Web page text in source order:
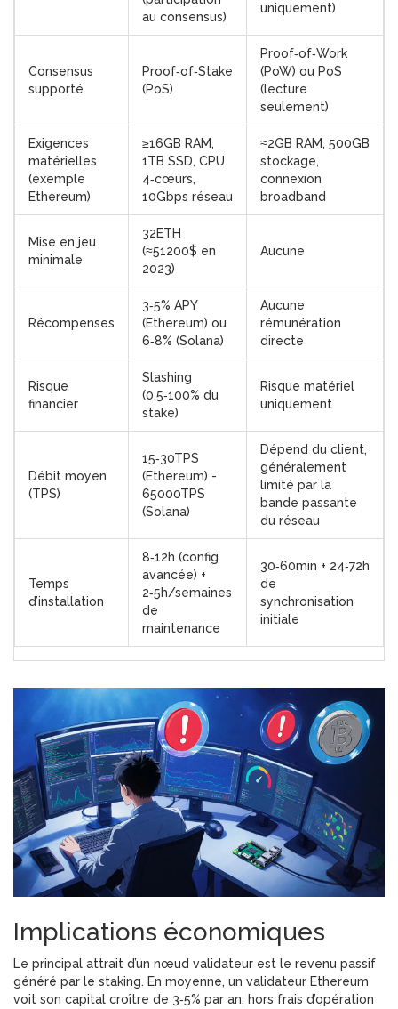
au consensus)
uniquement)
Consensus
supporté
Proof‑of‑Stake
(PoS)
Proof‑of‑Work
(PoW) ou PoS
(lecture
seulement)
Exigences
matérielles
(exemple
Ethereum)
≥16GB RAM,
1TB SSD, CPU
4‑cœurs,
10Gbps réseau
≈2GB RAM, 500GB
stockage,
connexion
broadband
Mise en jeu
minimale
32ETH
(≈51200$ en
2023)
Aucune
Récompenses
3‑5% APY
(Ethereum) ou
6‑8% (Solana)
Aucune
rémunération
directe
Risque
financier
Slashing
(0.5‑100% du
stake)
Risque matériel
uniquement
Débit moyen
(TPS)
15‑30TPS
(Ethereum) -
65000TPS
(Solana)
Dépend du client,
généralement
limité par la
bande passante
du réseau
Temps
d’installation
8‑12h (config
avancée) +
2‑5h/semaines
de
maintenance
30‑60min + 24‑72h
de
synchronisation
initiale
Implications économiques
Le principal attrait d’un nœud validateur est le revenu passif
généré par le staking. En moyenne, un validateur Ethereum
voit son capital croître de 3‑5% par an, hors frais d’opération